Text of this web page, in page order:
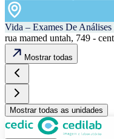
Vida – Exames De
rua mamed untah, 749 -
Mostrar todas
Mostrar todas as unidades